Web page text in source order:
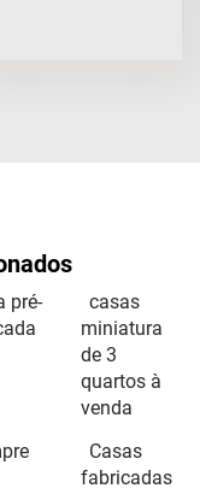
pré-
casas
miniatura
de 3
quartos à
venda
Casas
fabricadas